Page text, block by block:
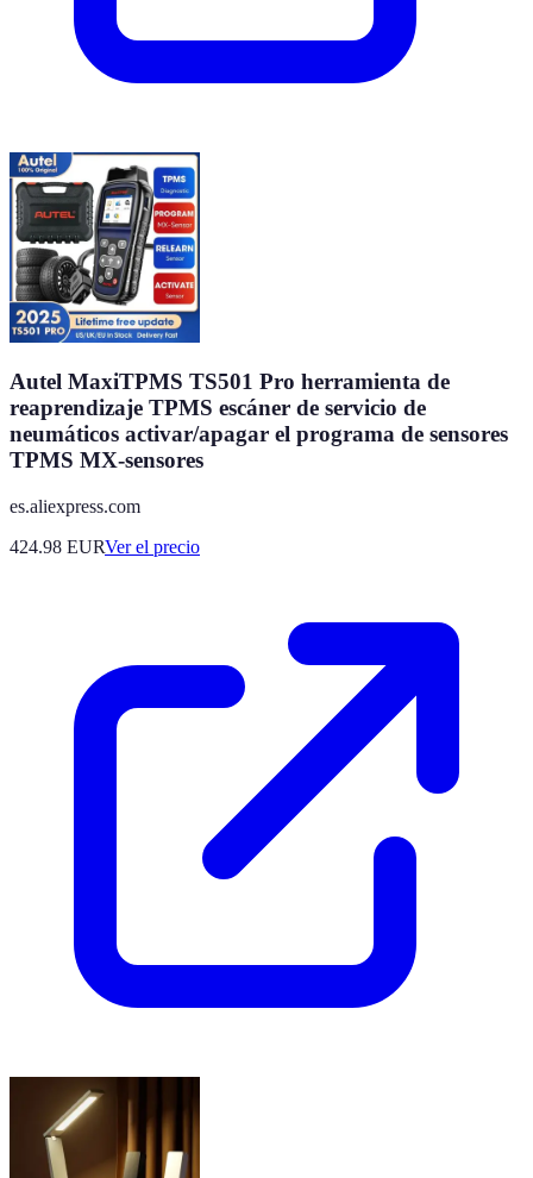
Autel MaxiTPMS TS501 Pro herramienta de
reaprendizaje TPMS escáner de servicio de
neumáticos activar/apagar el programa de sensores
TPMS MX-sensores
es.aliexpress.com
424.98 EURVer el precio